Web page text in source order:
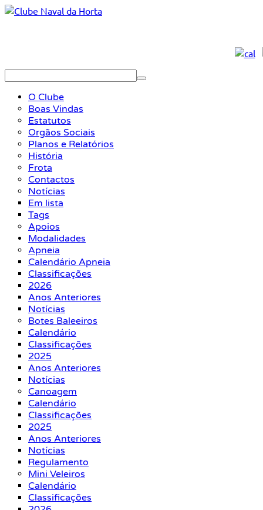
O Clube
Boas Vindas
Estatutos
Orgãos Sociais
Planos e Relatórios
História
Frota
Contactos
Notícias
Em lista
Tags
Apoios
Modalidades
Apneia
Calendário Apneia
Classificações
2026
Anos Anteriores
Notícias
Botes Baleeiros
Calendário
Classificações
2025
Anos Anteriores
Notícias
Canoagem
Calendário
Classificações
2025
Anos Anteriores
Notícias
Regulamento
Mini Veleiros
Calendário
Classificações